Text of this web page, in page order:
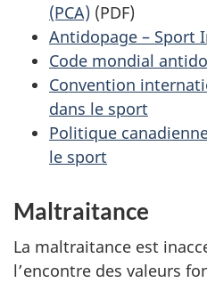
(PCA) (PDF)
Antidopage – Sport
Code mondial
Convention
dans le sport
Politique
le sport
Maltraitance
La maltraitance est
l’encontre des valeurs